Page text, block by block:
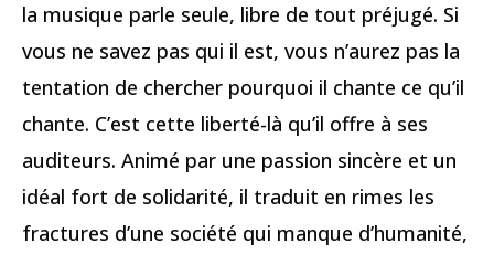
la musique parle seule, libre de tout préjugé. Si
vous ne savez pas qui il est, vous n’aurez pas la
tentation de chercher pourquoi il chante ce qu’il
chante. C’est cette liberté-là qu’il offre à ses
auditeurs. Animé par une passion sincère et un
idéal fort de solidarité, il traduit en rimes les
fractures d’une société qui manque d’humanité,